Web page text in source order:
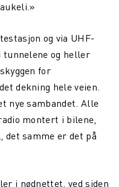
2024
Hørsel og
og via UHF-
tunnelene og heller
for
dekning hele veien.
nye sambandet. Alle
montert i bilene,
det samme er det på
i nødnettet, ved siden